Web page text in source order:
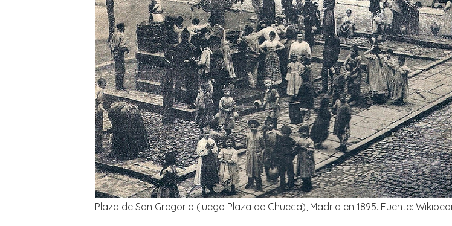
Plaza de San Gregorio (luego Plaza de Chueca), Madrid en 1895. Fuente: